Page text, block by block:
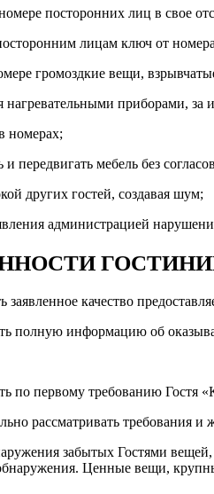
посторонних лиц в свое
лицам ключ от
громоздкие вещи,
нагревательными приборами, за
номерах;
и передвигать мебель без
других гостей, создавая шум;
администрацией
заявленное качество
полную информацию об
по первому требованию Гостя
рассматривать требования и
забытых Гостями
Ценные вещи,